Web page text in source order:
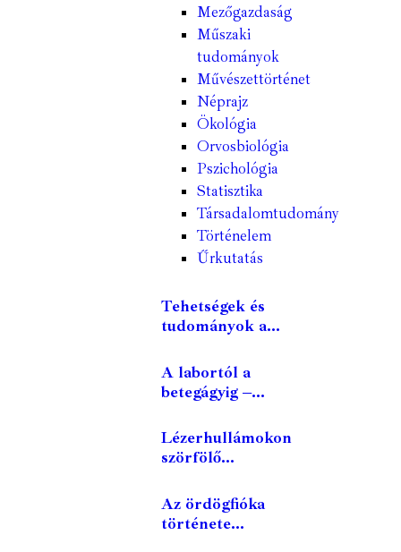
Mezőgazdaság
Műszaki
tudományok
Művészettörténet
Néprajz
Ökológia
Orvosbiológia
Pszichológia
Statisztika
Társadalomtudomány
Történelem
Űrkutatás
Tehetségek és
tudományok a...
A labortól a
betegágyig –...
Lézerhullámokon
szörfölő...
Az ördögfióka
története...